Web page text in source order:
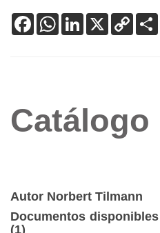
FacebookWhatsApp
LinkedIn
X Copy
Link
Catálogo
Autor Norbert Tilmann
Documentos
(1)